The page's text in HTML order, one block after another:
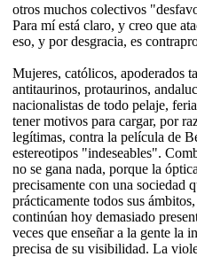
otros muchos colectivos
Para mí está claro, y creo que
eso, y por desgracia, es
Mujeres, católicos, apoderados
antitaurinos, protaurinos,
nacionalistas de todo pelaje,
tener motivos para cargar, por
legítimas, contra la película de
estereotipos "indeseables".
no se gana nada, porque la
precisamente con una sociedad
prácticamente todos sus
continúan hoy demasiado
veces que enseñar a la gente la
precisa de su visibilidad. La